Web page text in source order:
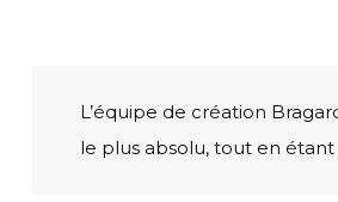
L’équipe de création
le plus absolu, tout en